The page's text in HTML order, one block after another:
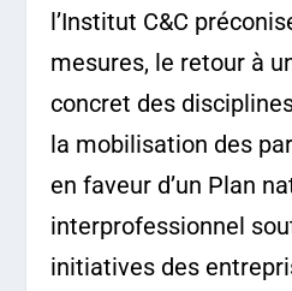
l’Institut C&C
mesures, le retour à
concret des
la mobilisation des
en faveur d’un Plan
interprofessionnel
initiatives des